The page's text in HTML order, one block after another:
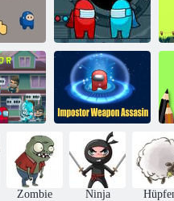
Dieb-
Maskenmann-
Abenteuer
leben
Betrüger-
Waffenmörder
Zombie Ninja